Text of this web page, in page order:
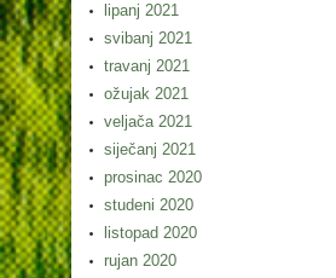
lipanj 2021
svibanj 2021
travanj 2021
ožujak 2021
veljača 2021
siječanj 2021
prosinac 2020
studeni 2020
listopad 2020
rujan 2020